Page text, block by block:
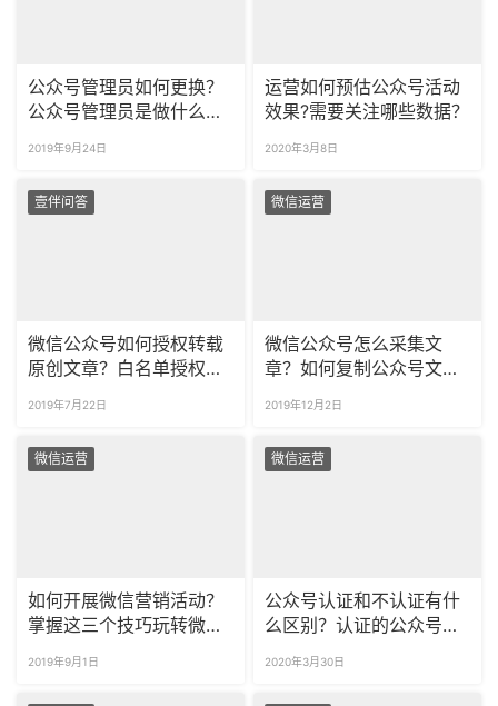
公众号管理员如何更换？
公众号管理员是做什么
2019年9月24日
运营如何预估公众号活动
效果?需要关注哪些数据？
2020年3月8日
壹伴问答
微信公众号如何授权转载
原创文章？白名单授权后
2019年7月22日
微信运营
微信公众号怎么采集文
章？如何复制公众号文章
2019年12月2日
微信运营
如何开展微信营销活动？
掌握这三个技巧玩转微信
2019年9月1日
微信运营
公众号认证和不认证有什
么区别？认证的公众号有
2020年3月30日